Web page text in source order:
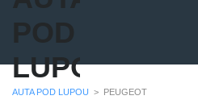
POD
LUPOU
AUTA POD LUPOU > PEUGEOT